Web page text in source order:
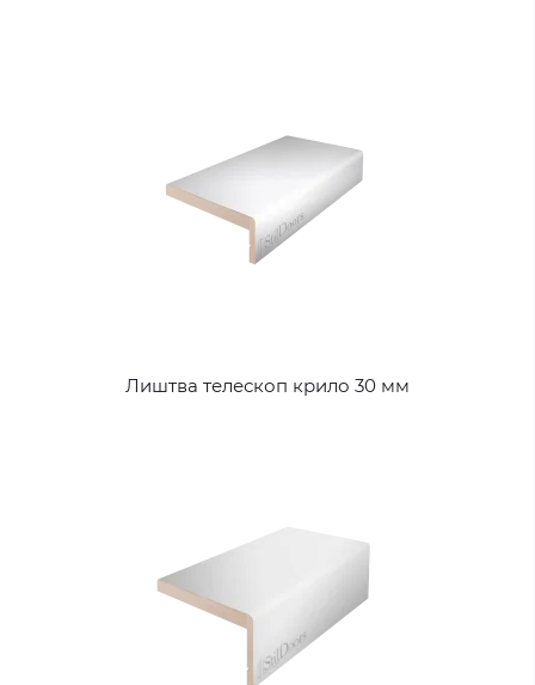
Лиштва телескоп крило 30 мм